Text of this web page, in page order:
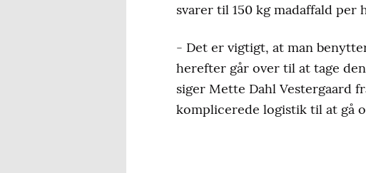
svarer til 150 kg madaffald per
- Det er vigtigt, at man
herefter går over til at tage
siger Mette Dahl Vestergaard
komplicerede logistik til at gå